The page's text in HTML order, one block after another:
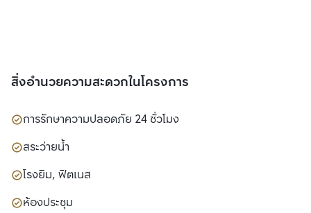
สิ่งอำนวยความสะดวกในโครงการ
การรักษาความปลอดภัย 24 ชั่วโมง
สระว่ายน้ำ
โรงยิม, ฟิตเนส
ห้องประชุม